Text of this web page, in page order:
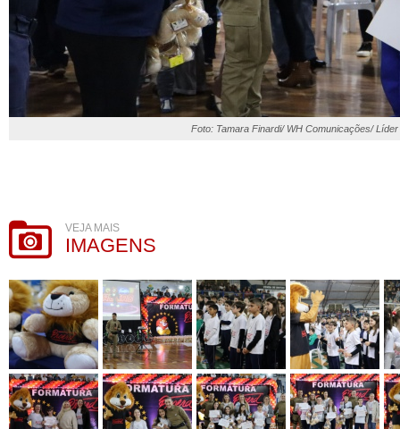
Foto: Tamara Finardi/ WH Comunicações/ Líder
VEJA MAIS
IMAGENS